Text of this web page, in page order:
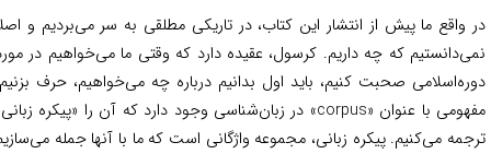
واقع ما پیش از انتشار این کتاب، در تاریکی مطلقی به سر می‌بردیم و اصلا
که چه داریم. کرسول، عقیده دارد که وقتی ما می‌خواهیم در مورد
صحبت کنیم، باید اول بدانیم درباره چه می‌خواهیم، حرف بزنیم.
مفهومی با عنوان «corpus» در زبان‌شناسی وجود دارد که آن را «پیکره زبانی»
می‌کنیم. پیکره زبانی، مجموعه واژگانی است که ما با آنها جمله می‌سازیم